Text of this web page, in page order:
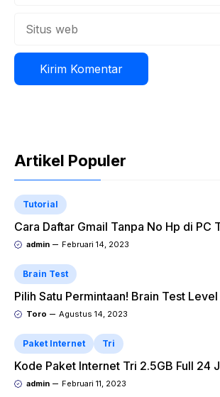
Artikel Populer
Tutorial
Cara Daftar Gmail Tanpa No Hp di PC
admin Februari 14, 2023
Brain Test
Pilih Satu Permintaan! Brain Test
Toro Agustus 14, 2023
Paket Internet Tri
Kode Paket Internet Tri 2.5GB Full 24
admin Februari 11, 2023